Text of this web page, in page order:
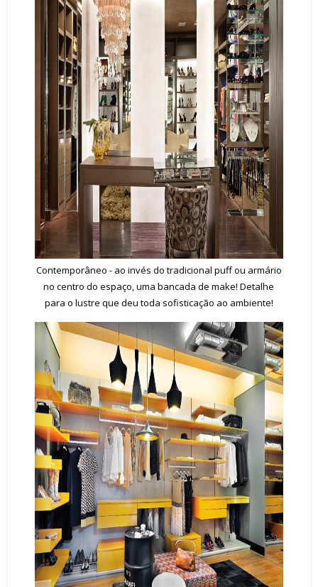
Contemporâneo - ao invés do tradicional puff ou armário
no centro do espaço, uma bancada de make! Detalhe
para o lustre que deu toda sofisticação ao ambiente!